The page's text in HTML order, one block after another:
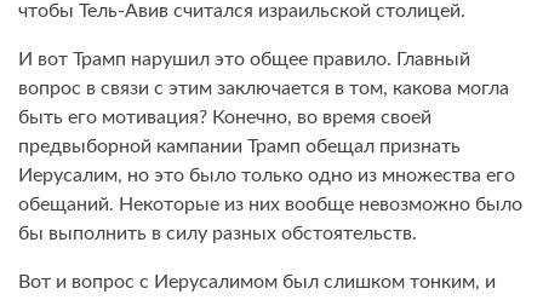
чтобы Тель-Авив считался израильской столицей.
И вот Трамп нарушил это общее правило. Главный
вопрос в связи с этим заключается в том, какова могла
быть его мотивация? Конечно, во время своей
предвыборной кампании Трамп обещал признать
Иерусалим, но это было только одно из множества его
обещаний. Некоторые из них вообще невозможно было
бы выполнить в силу разных обстоятельств.
Вот и вопрос с Иерусалимом был слишком тонким, и